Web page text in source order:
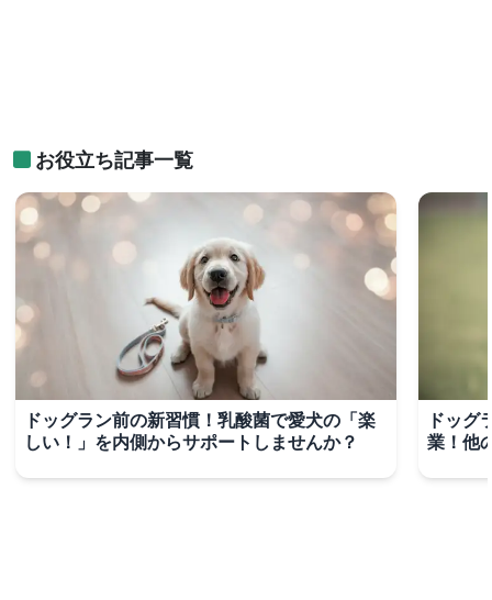
お役立ち記事一覧
ドッグラン前の新習慣！乳酸菌で愛犬の「楽
しい！」を内側からサポートしませんか？
ドッグ
業！他